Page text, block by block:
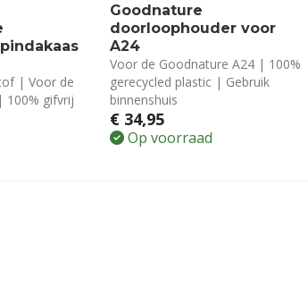
| Voor de
100% gifvrij
Goodnature
doorloophouder voor
A24
Voor de Goodnature A24 | 100%
gerecycled plastic | Gebruik
binnenshuis
€34,95
Op voorraad